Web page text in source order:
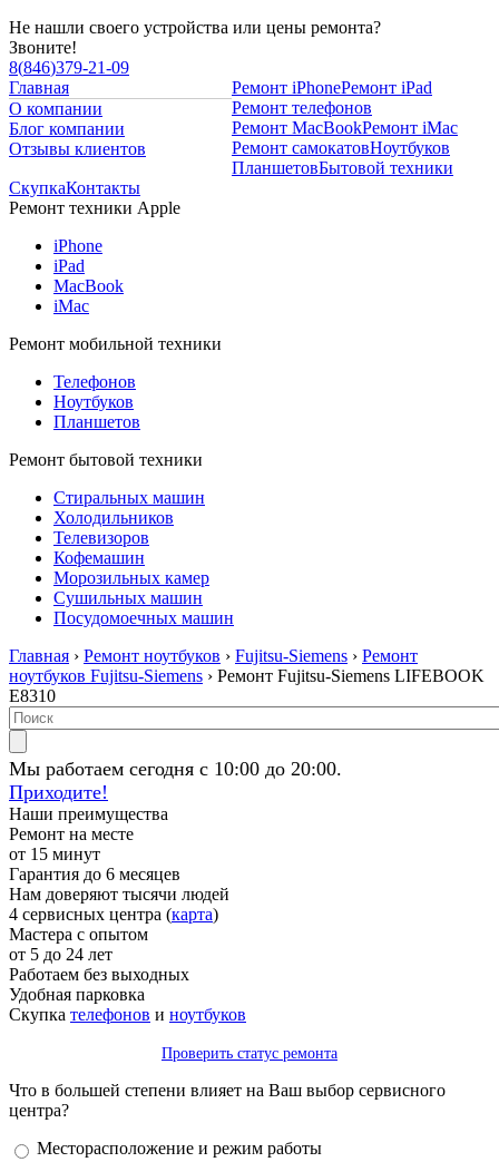
Не нашли своего устройства или цены ремонта?
Звоните!
8(846)379-21-09
Главная
О компании
Блог компании
Отзывы клиентов
Ремонт iPhoneРемонт iPad
Ремонт телефонов
Ремонт MacBookРемонт iMac
Ремонт самокатовНоутбуков
ПланшетовБытовой техники
СкупкаКонтакты
Ремонт техники Apple
iPhone
iPad
MacBook
iMac
Ремонт мобильной техники
Телефонов
Ноутбуков
Планшетов
Ремонт бытовой техники
Стиральных машин
Холодильников
Телевизоров
Кофемашин
Морозильных камер
Сушильных машин
Посудомоечных машин
Главная › Ремонт ноутбуков › Fujitsu-Siemens › Ремонт
ноутбуков Fujitsu-Siemens › Ремонт Fujitsu-Siemens LIFEBOOK
E8310
Мы работаем сегодня с 10:00 до 20:00.
Приходите!
Наши преимущества
Ремонт на месте
от 15 минут
Гарантия до 6 месяцев
Нам доверяют тысячи людей
4 сервисных центра (карта)
Мастера с опытом
от 5 до 24 лет
Работаем без выходных
Удобная парковка
Скупка телефонов и ноутбуков
Проверить статус ремонта
Что в большей степени влияет на Ваш выбор сервисного
центра?
Варианты
Месторасположение и режим работы